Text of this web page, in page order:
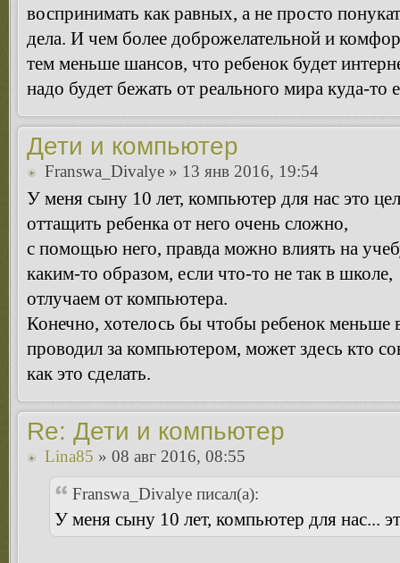
воспринимать как равных, а не просто
дела. И чем более доброжелательной и
тем меньше шансов, что ребенок будет
надо будет бежать от реального мира куда-то
Дети и компьютер
Franswa_Divalye » 13 янв 2016, 19:54
У меня сыну 10 лет, компьютер для нас это
оттащить ребенка от него очень сложно,
с помощью него, правда можно влиять на
каким-то образом, если что-то не так в школе,
отлучаем от компьютера.
Конечно, хотелось бы чтобы ребенок меньше
проводил за компьютером, может здесь кто
как это сделать.
Re: Дети и компьютер
Lina85 » 08 авг 2016, 08:55
Franswa_Divalye писал(а):
У меня сыну 10 лет, компьютер для нас...